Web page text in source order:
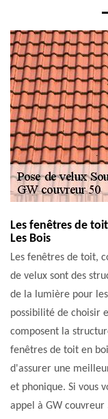
Les fenêtres de
Les Bois
Les fenêtres de toit,
de velux sont des
de la lumière pour
possibilité de choisir
composent la
fenêtres de toit en
d'assurer une
et phonique. Si vous
appel à GW